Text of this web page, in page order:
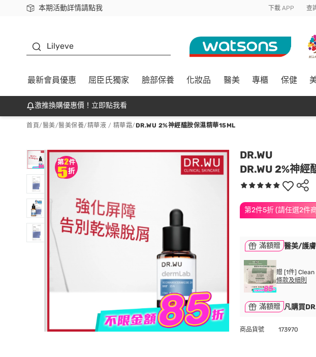
本期活動詳情請點我
下載app最高回饋$350 下載 APP 查
Lilyeve
最新會員優惠 屈臣氏獨家 臉部保養 化妝品 醫美 專櫃 保健
激推換購優惠價！立即點我看
首頁/醫美/醫美保養/精華液 / 精華霜/DR.WU 2%神經醯胺保濕精華15ML
DR.WU
DR.WU 2%神經
第2件5折 (請任選2件
滿額贈 醫美/護
贈 [1件]
條款及細則
滿額贈 凡購買
商品貨號 173970